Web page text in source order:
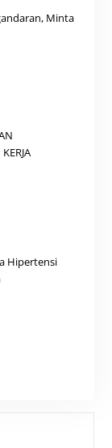
Minta
Hipertensi